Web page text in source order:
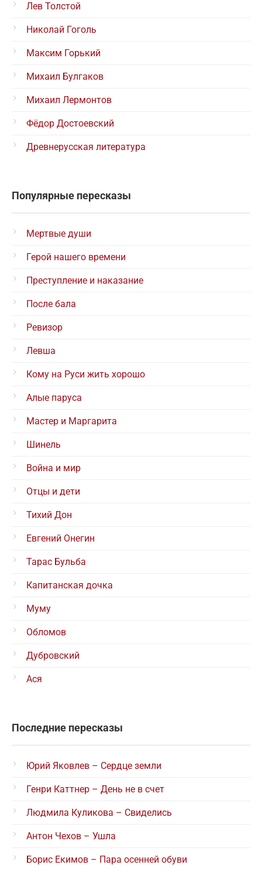
Лев Толстой
Николай Гоголь
Максим Горький
Михаил Булгаков
Михаил Лермонтов
Фёдор Достоевский
Древнерусская литература
Популярные пересказы
Мертвые души
Герой нашего времени
Преступление и наказание
После бала
Ревизор
Левша
Кому на Руси жить хорошо
Алые паруса
Мастер и Маргарита
Шинель
Война и мир
Отцы и дети
Тихий Дон
Евгений Онегин
Тарас Бульба
Капитанская дочка
Муму
Обломов
Дубровский
Ася
Последние пересказы
Юрий Яковлев – Сердце земли
Генри Каттнер – День не в счет
Людмила Куликова – Свиделись
Антон Чехов – Ушла
Борис Екимов – Пара осенней обуви